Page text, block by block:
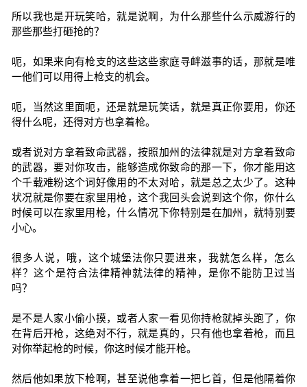
所以我也是开玩笑哈，就是说啊，为什么那些什么示威游行的
那些那些打砸抢的？
呃，如果来向有枪支的这些这些家庭寻衅滋事的话，那就是唯
一他们可以用得上枪支的机会。
呃，当然这里面呃，还是就是玩笑话，就是真正你要用，你还
得什么呢，还得对方也拿着枪。
或者说对方拿着致命武器，按照加州的法律就是对方拿着致命
的武器，要对你攻击，能够造成你致命的那一下，你才能用这
个千载难粉这个词好像用的不太对哈，就是总之太少了。这种
状况就是你要在家里用枪，这个我回头会说到这个你，你什么
时候可以在家里用枪，什么情况下你特别是在加州，就特别要
小心。
很多人说，哦，这个城堡法你只要进来，我就怎么样，怎么
样？这个是符合法律精神就法律的精神，是你不能防卫过当
吗？
是不是人家小偷小摸，或者人家一看见你持枪就掉头跑了，你
在背后开枪，这绝对不行，就是真的，只有他也拿着枪，而且
对你举起枪的时候，你这时候才能开枪。
然后他如果放下枪啊，甚至说他拿着一把匕首，但是他隔着你